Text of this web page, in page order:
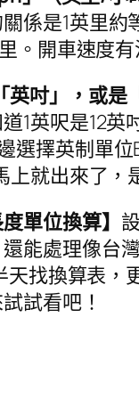
係是1英里
。開車速度
吋」，或
1英呎是12
選擇英制單
就出來了，
單位換算】
能處理像台
找換算表，
試看吧！